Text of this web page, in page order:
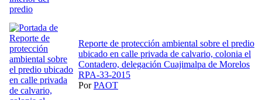
Reporte de protección ambiental sobre el predio
ubicado en calle privada de calvario, colonia el
Contadero, delegación Cuajimalpa de Morelos
RPA-33-2015
PorPAOT